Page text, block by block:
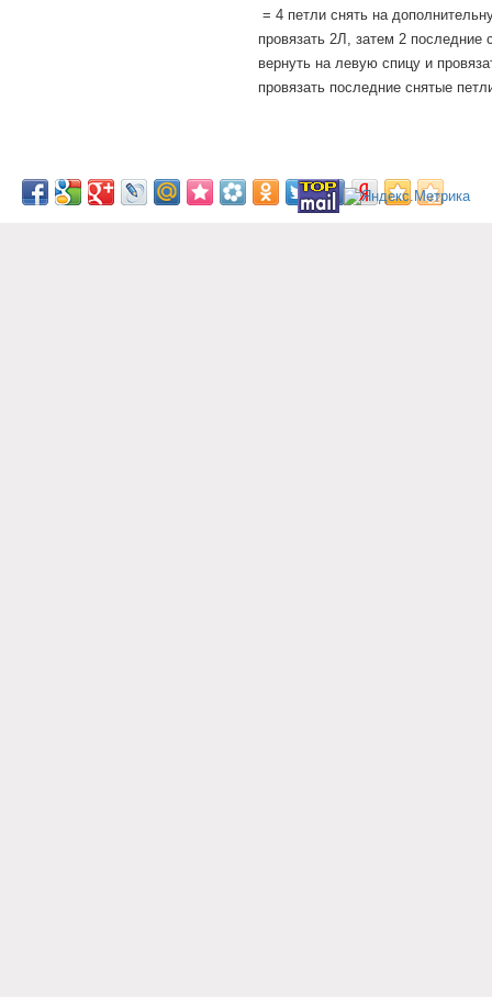
= 4 петли снять на
провязать 2Л, затем 2 последние
вернуть на левую спицу и
провязать последние снятые